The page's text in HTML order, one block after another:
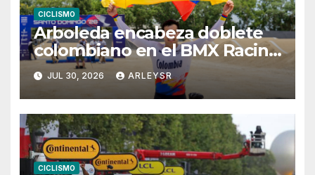
CICLISMO
Arboleda encabeza doblete
colombiano en el BMX Racing
masculino
JUL 30, 2026 ARLEYSR
CICLISMO